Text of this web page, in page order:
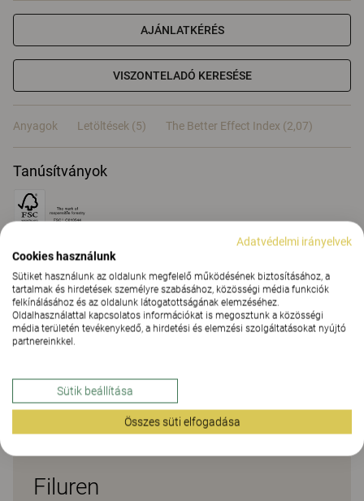
AJÁNLATKÉRÉS
VISZONTELADÓ KERESÉSE
Anyagok Letöltések (5) The Better Effect Index (2,07)
Tanúsítványok
Anyagok
Letöltések (5)
The Better Effect Index (2,07)
Filuren
Adatvédelmi irányelvek
Cookies használunk
Sütiket használunk az oldalunk megfelelő működésének biztosításához, a
tartalmak és hirdetések személyre szabásához, közösségi média funkciók
felkínálásához és az oldalunk látogatottságának elemzéséhez.
Oldalhasználattal kapcsolatos információkat is megosztunk a közösségi
média területén tevékenykedő, a hirdetési és elemzési szolgáltatásokat nyújtó
partnereinkkel.
Sütik beállítása
Összes süti elfogadása